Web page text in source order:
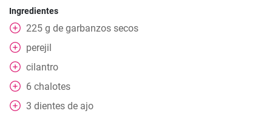
Ingredientes
225 g de garbanzos secos
perejil
cilantro
6 chalotes
3 dientes de ajo